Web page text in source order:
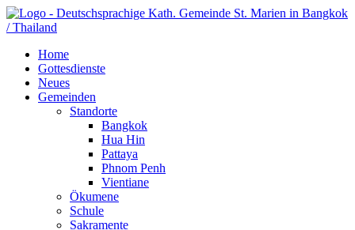
Home
Gottesdienste
Neues
Gemeinden
Standorte
Bangkok
Hua Hin
Pattaya
Phnom Penh
Vientiane
Ökumene
Schule
Sakramente